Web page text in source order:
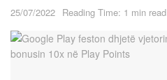
25/07/2022 Reading Time: 1 min read